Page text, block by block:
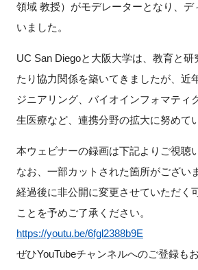
イベントお知らせメール登録
領域 教授）がモデレーターとなり、デ
いました。
UC San Diegoと大阪大学は、教育と
たり協力関係を築いてきましたが、近
ジニアリング、バイオインフォマティ
生医療など、連携分野の拡大に努めて
本ウェビナーの録画は下記よりご視聴
なお、一部カットされた箇所がござい
経過後に非公開に変更させていただく
ことを予めご了承ください。
https://youtu.be/6fgl2388b9E
ぜひYouTubeチャンネルへのご登録も